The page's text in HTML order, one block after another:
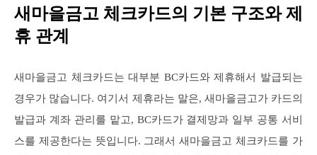
새마을금고 체크카드의 기본 구조와 제
휴 관계
새마을금고 체크카드는 대부분 BC카드와 제휴해서 발급되는
경우가 많습니다. 여기서 제휴라는 말은, 새마을금고가 카드의
발급과 계좌 관리를 맡고, BC카드가 결제망과 일부 공통 서비
스를 제공한다는 뜻입니다. 그래서 새마을금고 체크카드를 가